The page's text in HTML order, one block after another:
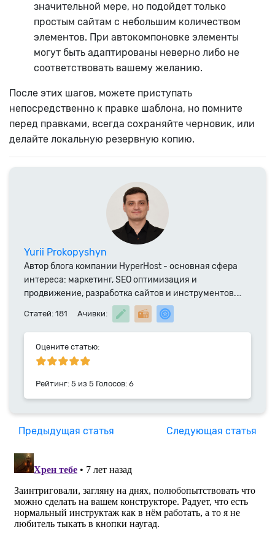
значительной мере, но подойдет только
простым сайтам с небольшим количеством
элементов. При автокомпоновке элементы
могут быть адаптированы неверно либо не
соответствовать вашему желанию.
После этих шагов, можете приступать
непосредственно к правке шаблона, но помните
перед правками, всегда сохраняйте черновик, или
делайте локальную резервную копию.
Yurii Prokopyshyn
Автор блога компании HyperHost - основная сфера
интереса: маркетинг, SEO оптимизация и
продвижение, разработка сайтов и инструментов.
Специалист компании HyperHost.UA с 2014 года.
Ранее преподаватель экономических наук в ТНЕУ,
автор научных публикаций а также статей и
монографий в соавторстве. Почта для прямой связи
yurii.pr@hyperhost.ua
Статей: 181 Ачивки:
Оцените статью:
Рейтинг: 5 из 5 Голосов: 6
Предыдущая статья Следующая статья